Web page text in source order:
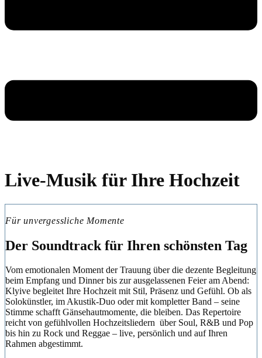
Live-Musik für Ihre Hochzeit
Für unvergessliche Momente
Der Soundtrack für Ihren schönsten Tag
Vom emotionalen Moment der Trauung über die dezente Begleitung
beim Empfang und Dinner bis zur ausgelassenen Feier am Abend:
Klyive begleitet Ihre Hochzeit mit Stil, Präsenz und Gefühl. Ob als
Solokünstler, im Akustik-Duo oder mit kompletter Band – seine
Stimme schafft Gänsehautmomente, die bleiben. Das Repertoire
reicht von gefühlvollen Hochzeitsliedern über Soul, R&B und Pop
bis hin zu Rock und Reggae – live, persönlich und auf Ihren
Rahmen abgestimmt.